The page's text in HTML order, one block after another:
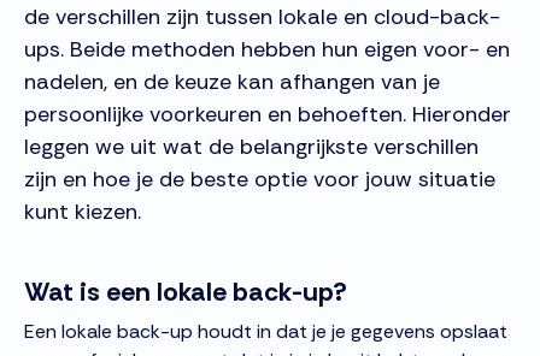
de verschillen zijn tussen lokale en cloud-back-
ups. Beide methoden hebben hun eigen voor- en
nadelen, en de keuze kan afhangen van je
persoonlijke voorkeuren en behoeften. Hieronder
leggen we uit wat de belangrijkste verschillen
zijn en hoe je de beste optie voor jouw situatie
kunt kiezen.
Wat is een lokale back-up?
Een lokale back-up houdt in dat je je gegevens opslaat